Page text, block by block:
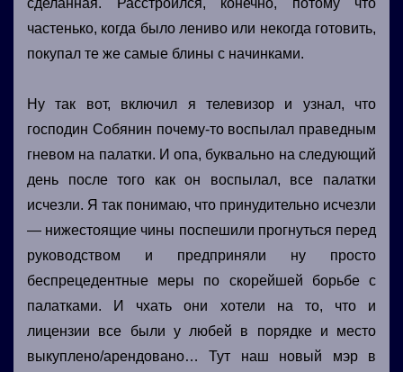
сделанная. Расстроился, конечно, потому что
частенько, когда было лениво или некогда готовить,
покупал те же самые блины с начинками.
Ну так вот, включил я телевизор и узнал, что
господин Собянин почему-то воспылал праведным
гневом на палатки. И опа, буквально на следующий
день после того как он воспылал, все палатки
исчезли. Я так понимаю, что принудительно исчезли
— нижестоящие чины поспешили прогнуться перед
руководством и предприняли ну просто
беспрецедентные меры по скорейшей борьбе с
палатками. И чхать они хотели на то, что и
лицензии все были у любей в порядке и место
выкуплено/арендовано… Тут наш новый мэр в